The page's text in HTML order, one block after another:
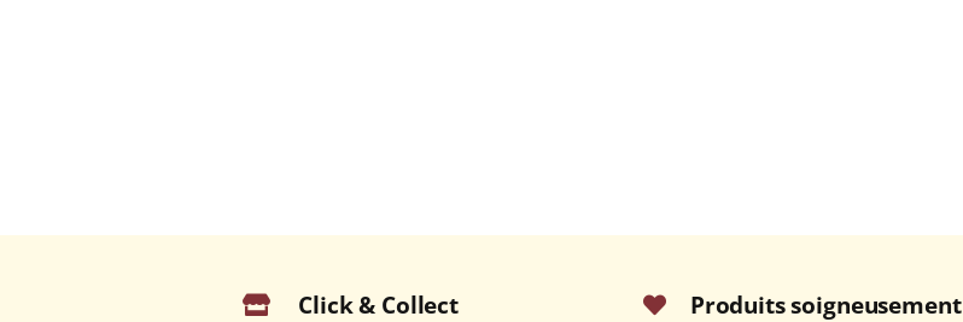
Click & Collect
Produits soigneusement